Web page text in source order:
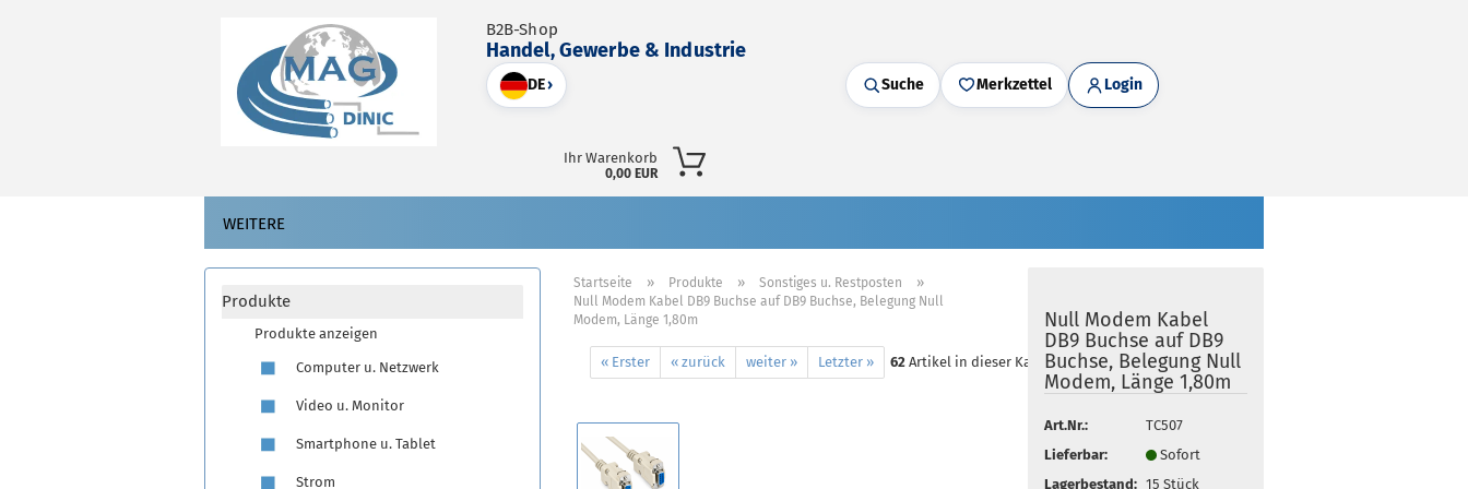
B2B-Shop
Handel, Gewerbe & Industrie
DE› Suche Merkzettel Login
Ihr Warenkorb
0,00 EUR
WEITERE
Startseite » Produkte » Sonstiges u. Restposten »
Null Modem Kabel DB9 Buchse auf DB9 Buchse, Belegung Null
Modem, Länge 1,80m
« Erster « zurück weiter » Letzter » 62 Artikel in dieser Kategorie
Null Modem Kabel
DB9 Buchse auf DB9
Buchse, Belegung Null
Modem, Länge 1,80m
Art.Nr.:
TC507
Lieferbar:
Sofort
Lagerbestand: 15 Stück
Produkte
Produkte anzeigen
Computer u. Netzwerk
Video u. Monitor
Smartphone u. Tablet
Strom